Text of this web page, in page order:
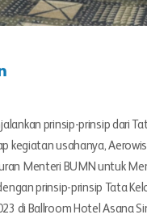
prinsip-prinsip dari
kegiatan usahanya,
Menteri BUMN untuk
prinsip-prinsip Tata
di Ballroom Hotel Asana